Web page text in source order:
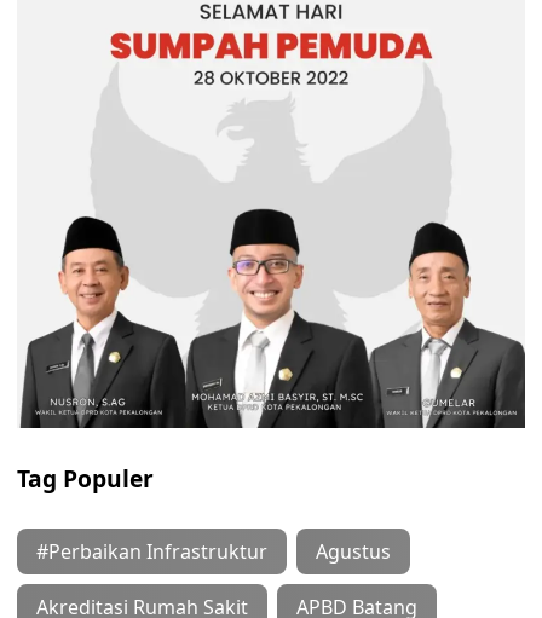
Tag Populer
#Perbaikan Infrastruktur Agustus
Akreditasi Rumah Sakit APBD Batang